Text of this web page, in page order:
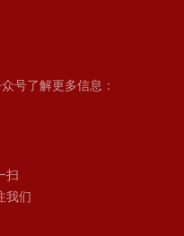
号了解更多信息：
扫
我们